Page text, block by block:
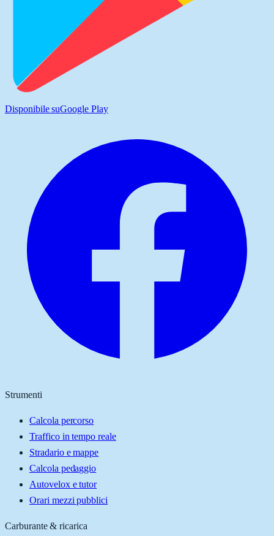
Disponibile suGoogle Play
Strumenti
Calcola percorso
Traffico in tempo reale
Stradario e mappe
Calcola pedaggio
Autovelox e tutor
Orari mezzi pubblici
Carburante & ricarica